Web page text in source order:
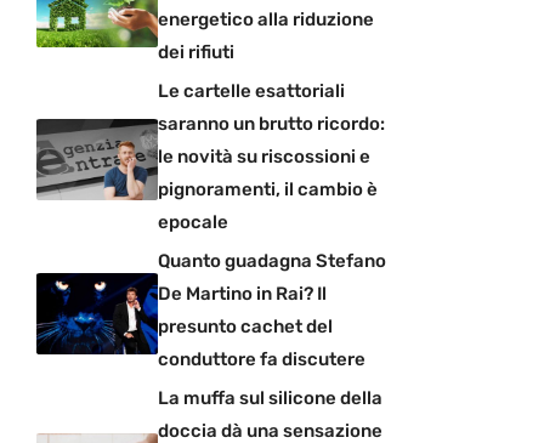
energetico alla riduzione
dei rifiuti
Le cartelle esattoriali
saranno un brutto ricordo:
le novità su riscossioni e
pignoramenti, il cambio è
epocale
Quanto guadagna Stefano
De Martino in Rai? Il
presunto cachet del
conduttore fa discutere
La muffa sul silicone della
doccia dà una sensazione